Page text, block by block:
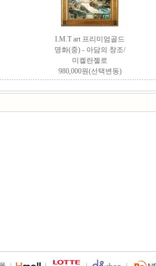
I.M.T art 프리미엄골드
명화(중) - 아담의 창조/
미켈란젤로
980,000원(선택변동)